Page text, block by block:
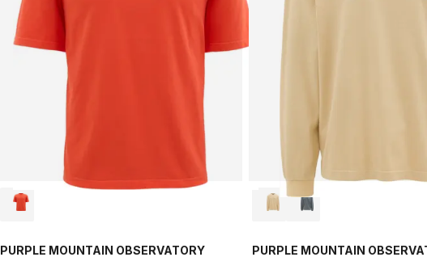
PURPLE MOUNTAIN OBSERVATORY PURPLE MOUNTAIN